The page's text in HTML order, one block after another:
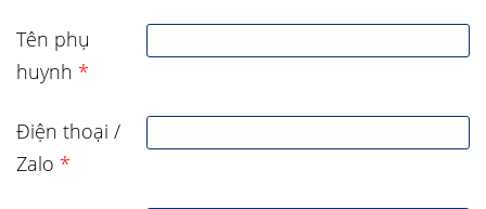
Tên phụ
huynh *
Điện thoại /
Zalo *